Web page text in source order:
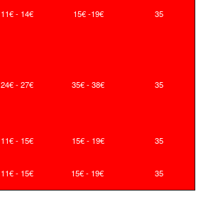
11€ - 14€ 15€ -19€ 35
24€ - 27€ 35€ - 38€ 35
11€ - 15€ 15€ - 19€ 35
11€ - 15€ 15€ - 19€ 35